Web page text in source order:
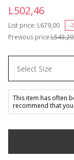
Previous price:L543,20
List price: Price
L679,00 -
L502,46
Select Size
This item has often
recommend that